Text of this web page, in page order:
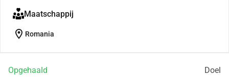
Maatschappij
location_on Romania
Opgehaald Doel